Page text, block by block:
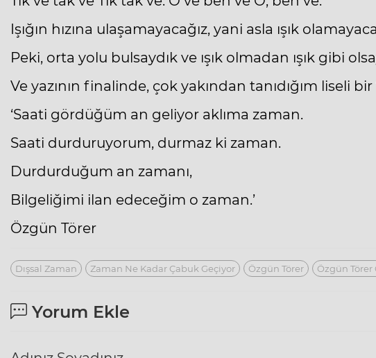
Işığın hızına ulaşamayacağız, yani asla ışık
Peki, orta yolu bulsaydık ve ışık olmadan ışık gibi
Ve yazının finalinde, çok yakından tanıdığım
‘Saati gördüğüm an geliyor aklıma zaman.
Saati durduruyorum, durmaz ki zaman.
Durdurduğum an zamanı,
Bilgeliğimi ilan edeceğim o zaman.’
Özgün Törer
Dışsal Zaman Zaman Ne Kadar Çabuk Geçiyor Özgün Törer Özgün Törer
Yorum Ekle